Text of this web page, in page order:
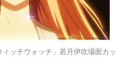
ィッチウォッチ」若月伊吹場面カッ